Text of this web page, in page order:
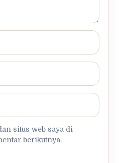
situs web saya di
berikutnya.